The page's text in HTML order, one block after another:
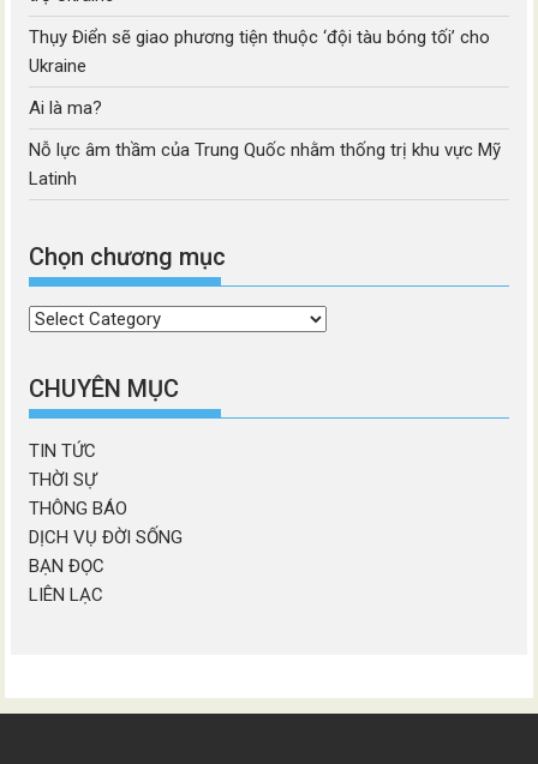
Thụy Điển sẽ giao phương tiện thuộc ‘đội tàu bóng tối’ cho
Ukraine
Ai là ma?
Nỗ lực âm thầm của Trung Quốc nhằm thống trị khu vực Mỹ
Latinh
Chọn chương mục
Chọn
mục
CHUYÊN MỤC
TIN TỨC
THỜI SỰ
THÔNG BÁO
DỊCH VỤ ĐỜI SỐNG
BẠN ĐỌC
LIÊN LẠC